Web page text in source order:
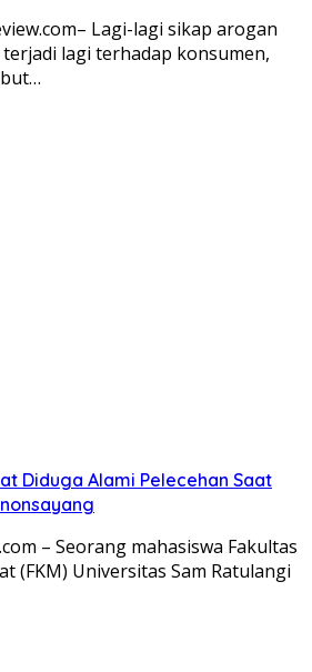
Lagi-lagi sikap arogan
lagi terhadap konsumen,
Diduga Alami Pelecehan Saat
– Seorang mahasiswa Fakultas
(FKM) Universitas Sam Ratulangi